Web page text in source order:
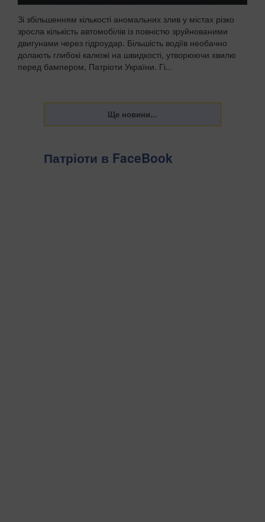
Зі збільшенням кількості аномальних злив у містах різко
зросла кількість автомобілів із повністю зруйнованими
двигунами через гідроудар. Більшість водіїв необачно
долають глибокі калюжі на швидкості, утворюючи хвилю
перед бампером, Патріоти України. Гі...
Патріоти в FaceBook